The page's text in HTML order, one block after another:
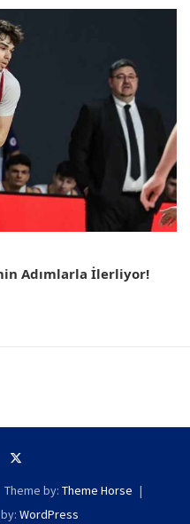
Adımlarla İlerliyor!
Theme by: Theme Horse
WordPress